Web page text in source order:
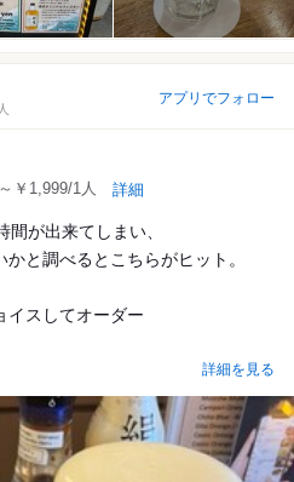
アプリでフォロー
￥1,999/1人 詳細
が出来てしまい、
と調べるとこちらがヒット。
イスしてオーダー
詳細を見る